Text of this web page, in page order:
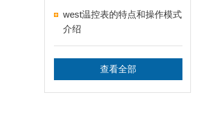
west温控表的特点和操作模式
介绍
查看全部